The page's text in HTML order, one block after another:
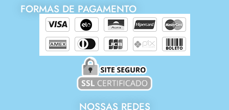
FORMAS DE PAGAMENTO
NOSSAS REDES